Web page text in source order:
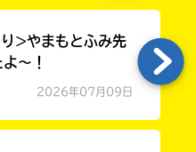
>やまもとふみ先
～！
2026年07月09日